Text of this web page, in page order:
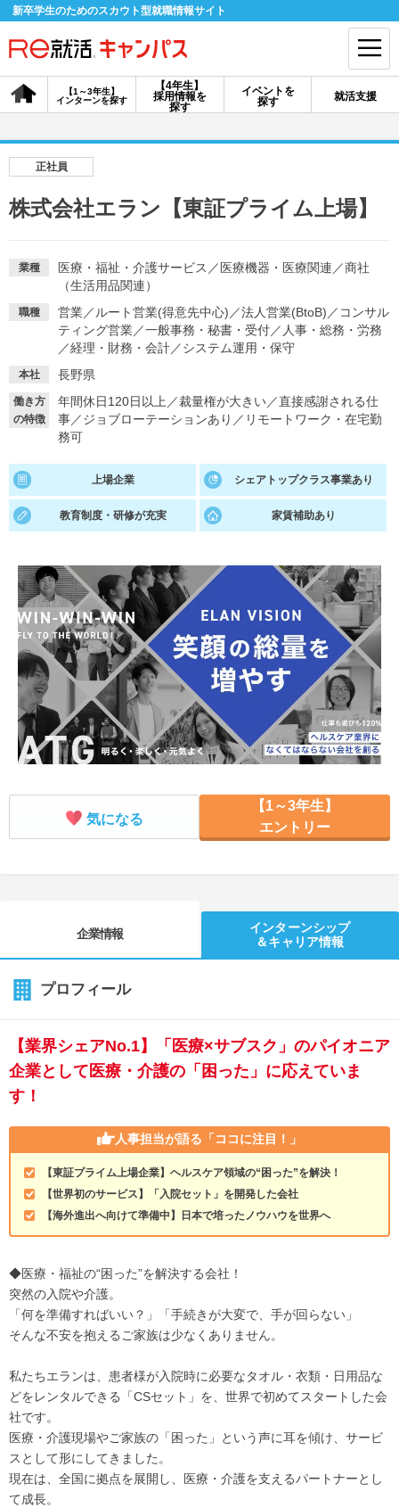
新卒学生のためのスカウト型就職情報サイト
【4年生】
採用情報を
探す
【1～3年生】
インターンを探す
イベントを
探す
就活支援
会員登録 ログイン
採用情報を探す
説明会を探す
インターンを探す
イベントを探す スカウト お知らせ
就活ノウハウ・サポート
適職診断
あなたに合う仕事を診断！
就活チャンネル
動画で対策講座をチェック
就活ニュースペーパー
就活時事ニュースを更新
よくある質問
不明点があればこちら
正社員
株式会社エラン【東証プライム上場】
業種 医療・福祉・介護サービス ／ 医療機器・医療関連 ／商社
（生活用品関連）
職種 営業／ ルート営業(得意先中心) ／法人営業(BtoB) ／ コンサル
ティング営業／一般事務・秘書・受付／ 人事・総務・労務
／経理・財務・会計／システム運用・保守
本社 長野県
働き方
の特徴
年間休日120日以上 ／裁量権が大きい／直接感謝される仕
事／ジョブローテーションあり ／ リモートワーク・在宅勤
務可
上場企業 シェアトップクラス事業あり
教育制度・研修が充実 家賃補助あり
気になる
【1～3年生】
エントリー
企業情報
インターンシップ
＆キャリア情報
プロフィール
【業界シェアNo.1】「医療×サブスク」のパイオニア
企業として医療・介護の「困った」に応えていま
す！
人事担当が語る 「ココに注目！」
【東証プライム上場企業】ヘルスケア領域の“困った”を解決！
【世界初のサービス】「入院セット」を開発した会社
【海外進出へ向けて準備中】日本で培ったノウハウを世界へ
◆医療・福祉の“困った”を解決する会社！
突然の入院や介護。
「何を準備すればいい？」「手続きが大変で、手が回らない」
そんな不安を抱えるご家族は少なくありません。
私たちエランは、患者様が入院時に必要なタオル・衣類・日用品な
どをレンタルできる「CSセット」を、世界で初めてスタートした会
社です。
医療・介護現場やご家族の「困った」という声に耳を傾け、サービ
スとして形にしてきました。
現在は、全国に拠点を展開し、医療・介護を支えるパートナーとし
て成長。